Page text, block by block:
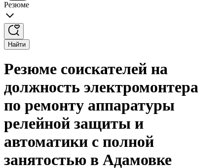
Резюме
Найти
Резюме соискателей на
должность электромонтера
по ремонту аппаратуры
релейной защиты и
автоматики с полной
занятостью в Адамовке